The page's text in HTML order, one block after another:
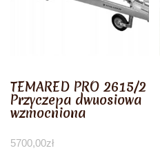
TEMARED PRO 2615/2
Przyczepa dwuosiowa
wzmocniona
5700,00zł